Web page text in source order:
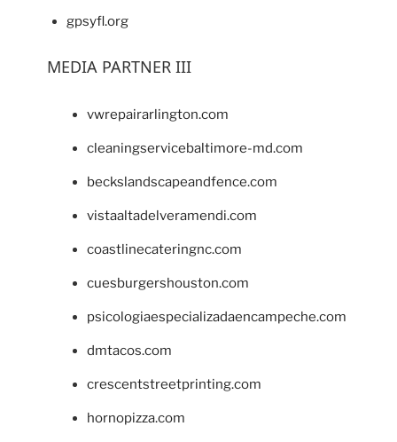
gpsyfl.org
MEDIA PARTNER III
vwrepairarlington.com
cleaningservicebaltimore-md.com
beckslandscapeandfence.com
vistaaltadelveramendi.com
coastlinecateringnc.com
cuesburgershouston.com
psicologiaespecializadaencampeche.com
dmtacos.com
crescentstreetprinting.com
hornopizza.com